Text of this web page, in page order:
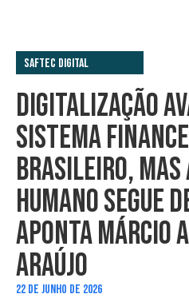
Saftec Digital
DIGITALIZAÇÃO
SISTEMA
BRASILEIRO,
HUMANO SEGUE
APONTA MÁRCIO
ARAÚJO
22 DE JUNHO DE 2026